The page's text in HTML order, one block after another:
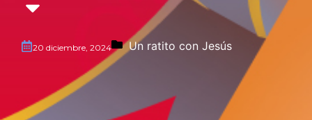
20 diciembre, 2024 Un ratito con Jesús